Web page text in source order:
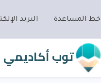
خط المساعدة البريد
توب أكاديمي